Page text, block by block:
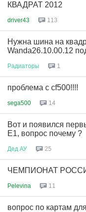
КВАДРАТ 2012
driver43 113
Нужна шина на
Wanda26.10.00.12
Радиаторы 1
проблема с cf500!!!!
sega500 14
Вот и появился
Е1, вопрос почему ?
Дед АУ 25
ЧЕМПИОНАТ
Pelevina 11
вопрос по картам